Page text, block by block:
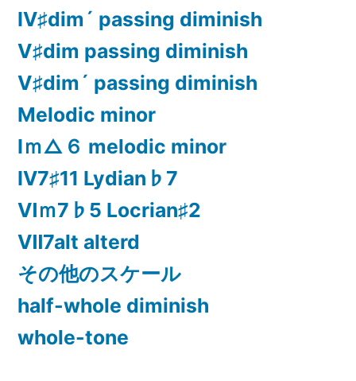
Ⅳ♯dim´ passing diminish
Ⅴ♯dim passing diminish
Ⅴ♯dim´ passing diminish
Melodic minor
Ⅰｍ△６ melodic minor
Ⅳ7♯11 Lydian♭7
Ⅵｍ7♭5 Locrian♯2
Ⅶ7alt alterd
その他のスケール
half-whole diminish
whole-tone